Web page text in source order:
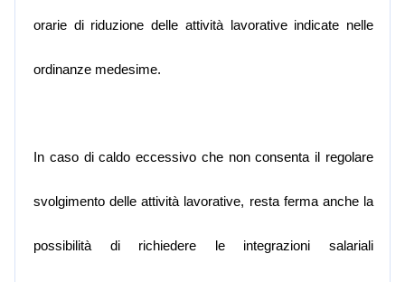
orarie di riduzione delle attività lavorative indicate nelle
ordinanze medesime.
In caso di caldo eccessivo che non consenta il regolare
svolgimento delle attività lavorative, resta ferma anche la
possibilità di richiedere le integrazioni salariali